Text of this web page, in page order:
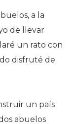
a la
de llevar
un rato con
disfruté de
un país
abuelos